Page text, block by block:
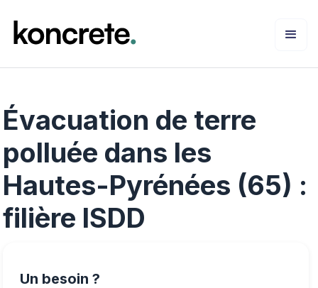
Évacuation de terre
polluée dans les
Hautes-Pyrénées (65) :
filière ISDD
Un besoin ?